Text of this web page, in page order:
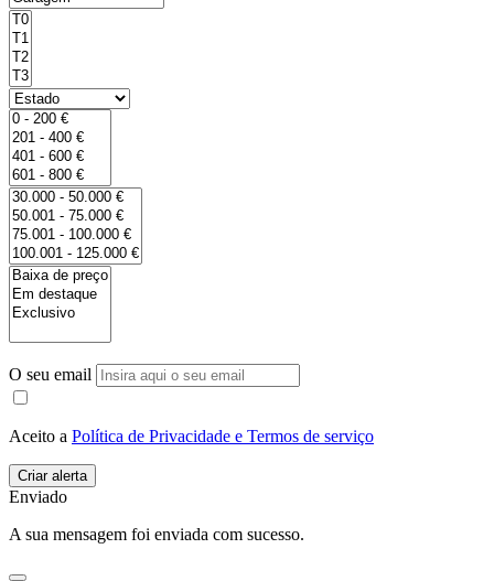
O seu email
Aceito a Política de Privacidade e Termos de serviço
Enviado
A sua mensagem foi enviada com sucesso.